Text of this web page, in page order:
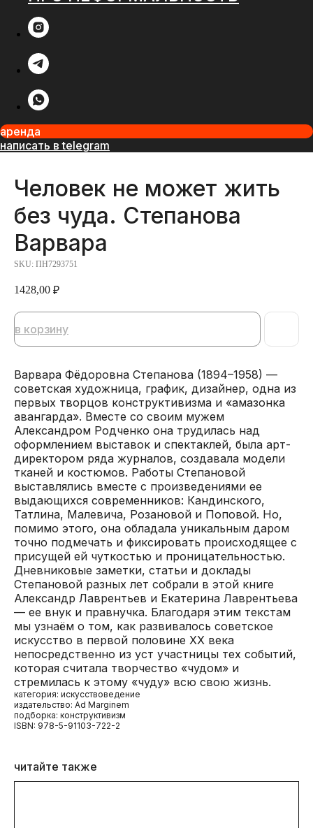
аренда
написать в telegram
Человек не может жить
без чуда. Степанова
Варвара
SKU: ПН7293751
1428,00 ₽
в корзину
Варвара Фёдоровна Степанова (1894–1958) —
советская художница, график, дизайнер, одна из
первых творцов конструктивизма и «амазонка
авангарда». Вместе со своим мужем
Александром Родченко она трудилась над
оформлением выставок и спектаклей, была арт-
директором ряда журналов, создавала модели
тканей и костюмов. Работы Степановой
выставлялись вместе с произведениями ее
выдающихся современников: Кандинского,
Татлина, Малевича, Розановой и Поповой. Но,
помимо этого, она обладала уникальным даром
точно подмечать и фиксировать происходящее с
присущей ей чуткостью и проницательностью.
Дневниковые заметки, статьи и доклады
Степановой разных лет собрали в этой книге
Александр Лаврентьев и Екатерина Лаврентьева
— ее внук и правнучка. Благодаря этим текстам
мы узнаём о том, как развивалось советское
искусство в первой половине XX века
непосредственно из уст участницы тех событий,
которая считала творчество «чудом» и
стремилась к этому «чуду» всю свою жизнь.
категория: искусствоведение
издательство: Ad Marginem
подборка: конструктивизм
ISBN: 978-5-91103-722-2
читайте также